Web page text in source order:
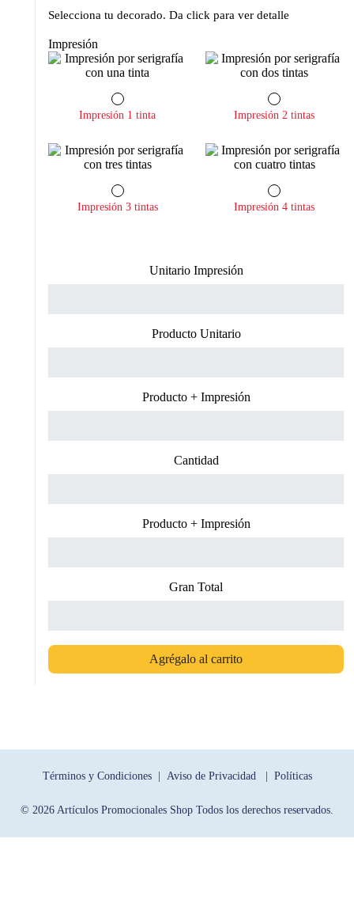
Selecciona tu decorado. Da click para ver detalle
Impresión
Impresión 1 tinta Impresión 2 tintas
Impresión 3 tintas Impresión 4 tintas
Unitario Impresión
Producto Unitario
Producto + Impresión
Cantidad
Producto + Impresión
Gran Total
Agrégalo al carrito
Términos y Condiciones | Aviso de Privacidad | Políticas
© 2026 Artículos Promocionales Shop Todos los derechos reservados.